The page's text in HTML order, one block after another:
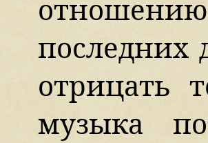
последних
отрицать
музыка